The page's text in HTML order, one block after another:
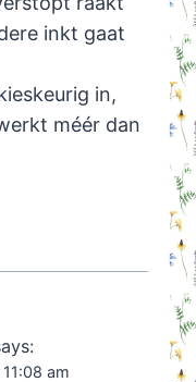
inkt gaat
in,
méér dan
am